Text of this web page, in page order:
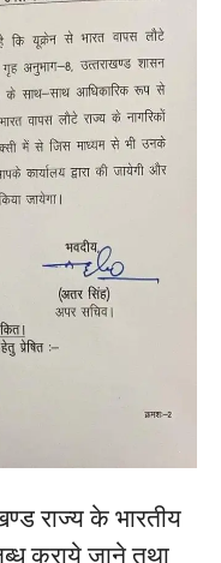
राज्य के भारतीय
कराये जाने तथा